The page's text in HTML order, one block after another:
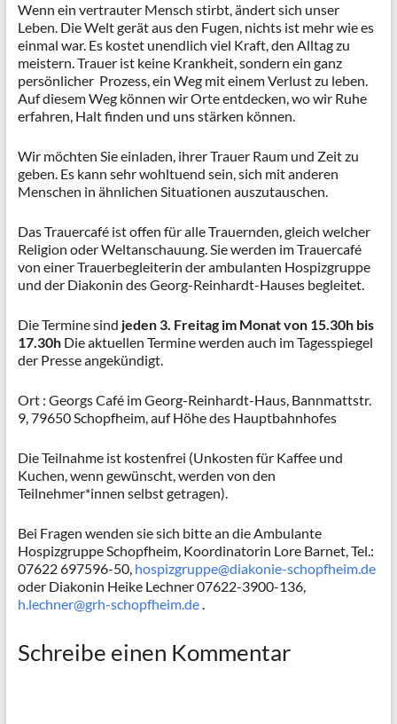
Wenn ein vertrauter Mensch stirbt, ändert sich unser
Leben. Die Welt gerät aus den Fugen, nichts ist mehr wie es
einmal war. Es kostet unendlich viel Kraft, den Alltag zu
meistern. Trauer ist keine Krankheit, sondern ein ganz
persönlicher Prozess, ein Weg mit einem Verlust zu leben.
Auf diesem Weg können wir Orte entdecken, wo wir Ruhe
erfahren, Halt finden und uns stärken können.
Wir möchten Sie einladen, ihrer Trauer Raum und Zeit zu
geben. Es kann sehr wohltuend sein, sich mit anderen
Menschen in ähnlichen Situationen auszutauschen.
Das Trauercafé ist offen für alle Trauernden, gleich welcher
Religion oder Weltanschauung. Sie werden im Trauercafé
von einer Trauerbegleiterin der ambulanten Hospizgruppe
und der Diakonin des Georg-Reinhardt-Hauses begleitet.
Die Termine sind jeden 3. Freitag im Monat von 15.30h bis
17.30h Die aktuellen Termine werden auch im Tagesspiegel
der Presse angekündigt.
Ort : Georgs Café im Georg-Reinhardt-Haus, Bannmattstr.
9, 79650 Schopfheim, auf Höhe des Hauptbahnhofes
Die Teilnahme ist kostenfrei (Unkosten für Kaffee und
Kuchen, wenn gewünscht, werden von den
Teilnehmer*innen selbst getragen).
Bei Fragen wenden sie sich bitte an die Ambulante
Hospizgruppe Schopfheim, Koordinatorin Lore Barnet, Tel.:
07622 697596-50, hospizgruppe@diakonie-schopfheim.de
oder Diakonin Heike Lechner 07622-3900-136,
h.lechner@grh-schopfheim.de.
Schreibe einen Kommentar